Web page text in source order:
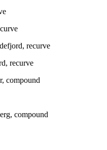
recurve
recurve
compound
compound